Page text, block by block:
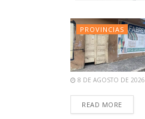
PROVINCIAS
8 DE AGOSTO DE 2026
READ MORE